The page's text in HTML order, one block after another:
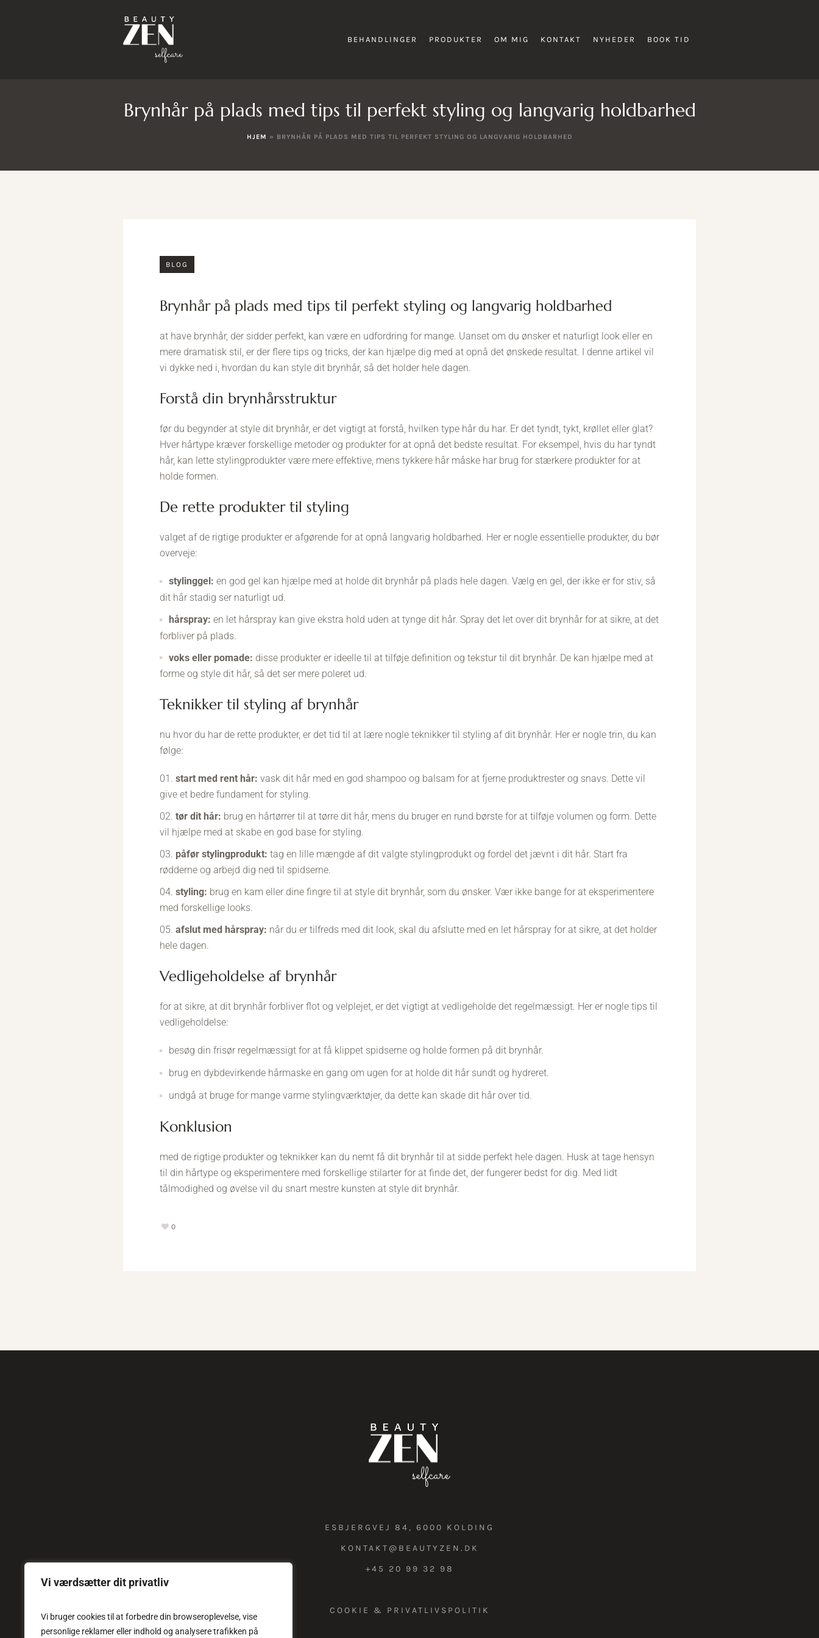
Vi værdsætter dit privatliv
Vi bruger cookies til at forbedre din browseroplevelse, vise
personlige reklamer eller indhold og analysere trafikken på
BEHANDLINGER PRODUKTER OM MIG KONTAKT NYHEDER BOOK TID
Brynhår på plads med tips til perfekt styling og langvarig holdbarhed
HJEM » BRYNHÅR PÅ PLADS MED TIPS TIL PERFEKT STYLING OG LANGVARIG HOLDBARHED
BLOG
brynhår på plads med tips til perfekt styling og langvarig holdbarhed
at have brynhår, der sidder perfekt, kan være en udfordring for mange. Uanset om du ønsker et naturligt look eller en
mere dramatisk stil, er der flere tips og tricks, der kan hjælpe dig med at opnå det ønskede resultat. I denne artikel vil
vi dykke ned i, hvordan du kan style dit brynhår, så det holder hele dagen.
forstå din brynhårsstruktur
før du begynder at style dit brynhår, er det vigtigt at forstå, hvilken type hår du har. Er det tyndt, tykt, krøllet eller glat?
Hver hårtype kræver forskellige metoder og produkter for at opnå det bedste resultat. For eksempel, hvis du har tyndt
hår, kan lette stylingprodukter være mere effektive, mens tykkere hår måske har brug for stærkere produkter for at
holde formen.
de rette produkter til styling
valget af de rigtige produkter er afgørende for at opnå langvarig holdbarhed. Her er nogle essentielle produkter, du bør
overveje:
stylinggel: en god gel kan hjælpe med at holde dit brynhår på plads hele dagen. Vælg en gel, der ikke er for stiv, så
dit hår stadig ser naturligt ud.
hårspray: en let hårspray kan give ekstra hold uden at tynge dit hår. Spray det let over dit brynhår for at sikre, at det
forbliver på plads.
voks eller pomade: disse produkter er ideelle til at tilføje definition og tekstur til dit brynhår. De kan hjælpe med at
forme og style dit hår, så det ser mere poleret ud.
teknikker til styling af brynhår
nu hvor du har de rette produkter, er det tid til at lære nogle teknikker til styling af dit brynhår. Her er nogle trin, du kan
følge:
start med rent hår: vask dit hår med en god shampoo og balsam for at fjerne produktrester og snavs. Dette vil
give et bedre fundament for styling.
tør dit hår: brug en hårtørrer til at tørre dit hår, mens du bruger en rund børste for at tilføje volumen og form. Dette
vil hjælpe med at skabe en god base for styling.
påfør stylingprodukt: tag en lille mængde af dit valgte stylingprodukt og fordel det jævnt i dit hår. Start fra
rødderne og arbejd dig ned til spidserne.
styling: brug en kam eller dine fingre til at style dit brynhår, som du ønsker. Vær ikke bange for at eksperimentere
med forskellige looks.
afslut med hårspray: når du er tilfreds med dit look, skal du afslutte med en let hårspray for at sikre, at det holder
hele dagen.
vedligeholdelse af brynhår
for at sikre, at dit brynhår forbliver flot og velplejet, er det vigtigt at vedligeholde det regelmæssigt. Her er nogle tips til
vedligeholdelse:
besøg din frisør regelmæssigt for at få klippet spidserne og holde formen på dit brynhår.
brug en dybdevirkende hårmaske en gang om ugen for at holde dit hår sundt og hydreret.
undgå at bruge for mange varme stylingværktøjer, da dette kan skade dit hår over tid.
konklusion
med de rigtige produkter og teknikker kan du nemt få dit brynhår til at sidde perfekt hele dagen. Husk at tage hensyn
til din hårtype og eksperimentere med forskellige stilarter for at finde det, der fungerer bedst for dig. Med lidt
tålmodighed og øvelse vil du snart mestre kunsten at style dit brynhår.
0
ESBJERGVEJ 84, 6000 KOLDING
KONTAKT@BEAUTYZEN.DK
+45 20 99 32 98
COOKIE & PRIVATLIVSPOLITIK